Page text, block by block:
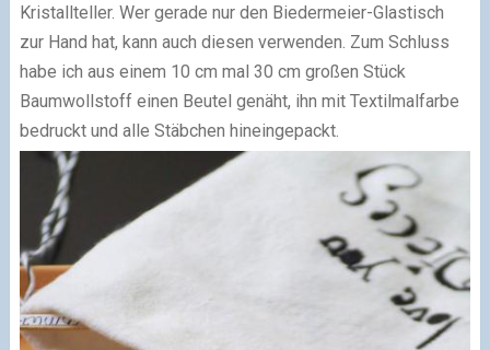
Kristallteller. Wer gerade nur den Biedermeier-Glastisch
zur Hand hat, kann auch diesen verwenden. Zum Schluss
habe ich aus einem 10 cm mal 30 cm großen Stück
Baumwollstoff einen Beutel genäht, ihn mit Textilmalfarbe
bedruckt und alle Stäbchen hineingepackt.